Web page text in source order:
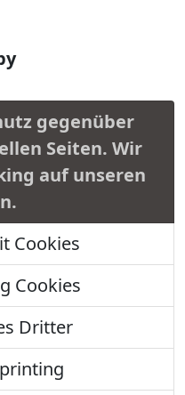
gegenüber
Seiten. Wir
auf unseren
Cookies
Cookies
Dritter